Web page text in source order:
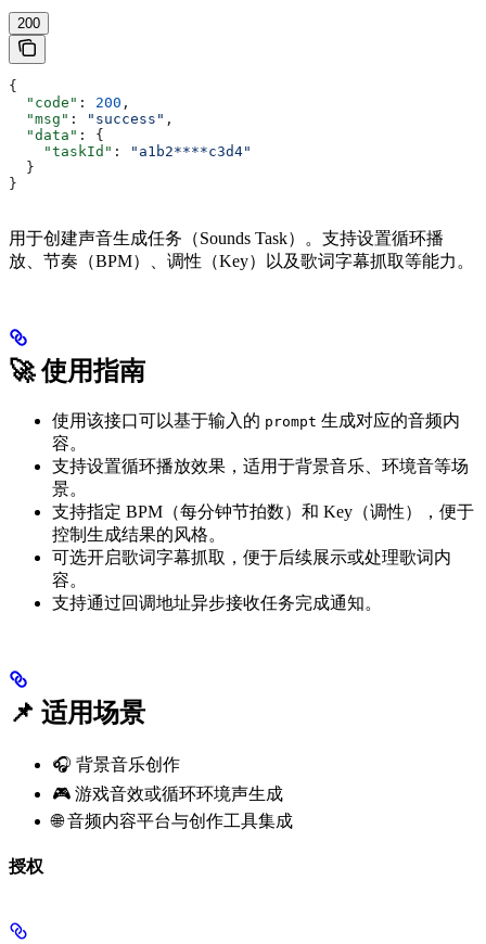
200
{
  "code"
: 200 ,
  "msg"
: "success" ,
  "data"
: {
    "taskId"
:
"a1b2****c3d4"
  }
}
用于创建声音生成任务（Sounds Task）。支持设置循环播
放、节奏（BPM）、调性（Key）以及歌词字幕抓取等能力。
🚀 使用指南
使用该接口可以基于输入的 prompt 生成对应的音频内
容。
支持设置循环播放效果，适用于背景音乐、环境音等场
景。
支持指定 BPM（每分钟节拍数）和 Key（调性），便于
控制生成结果的风格。
可选开启歌词字幕抓取，便于后续展示或处理歌词内
容。
支持通过回调地址异步接收任务完成通知。
📌 适用场景
🎧 背景音乐创作
🎮 游戏音效或循环环境声生成
🌐 音频内容平台与创作工具集成
授权